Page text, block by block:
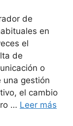
de
en
el
de
o
una gestión
el cambio
… Leer más